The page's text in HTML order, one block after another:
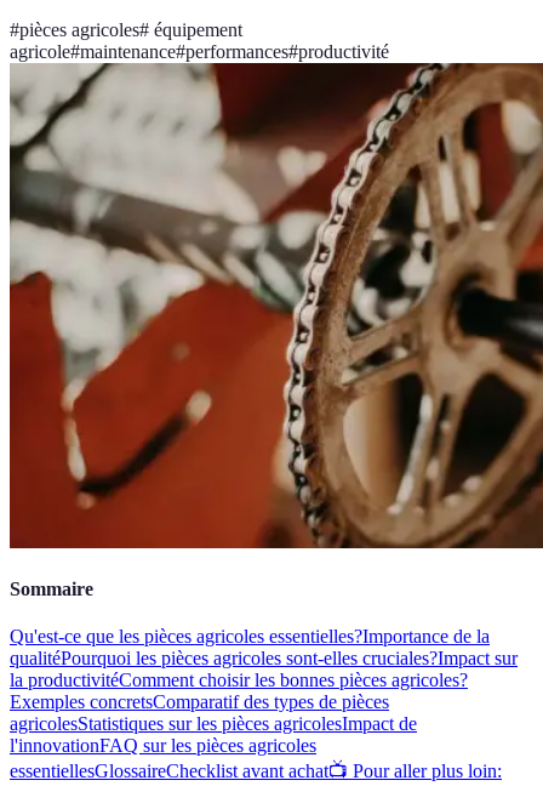
#pièces agricoles# équipement
agricole#maintenance#performances#productivité
Sommaire
Qu'est-ce que les pièces agricoles essentielles?Importance de la
qualitéPourquoi les pièces agricoles sont-elles cruciales?Impact sur
la productivitéComment choisir les bonnes pièces agricoles?
Exemples concretsComparatif des types de pièces
agricolesStatistiques sur les pièces agricolesImpact de
l'innovationFAQ sur les pièces agricoles
essentiellesGlossaireChecklist avant achat📺 Pour aller plus loin: